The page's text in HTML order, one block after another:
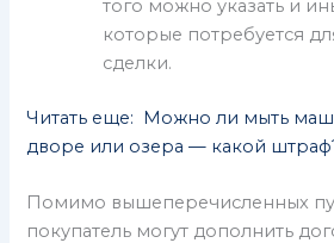
того можно указать и
которые потребуется
сделки.
Читать еще: Можно ли мыть
дворе или озера — какой
Помимо вышеперечисленных
покупатель могут дополнить